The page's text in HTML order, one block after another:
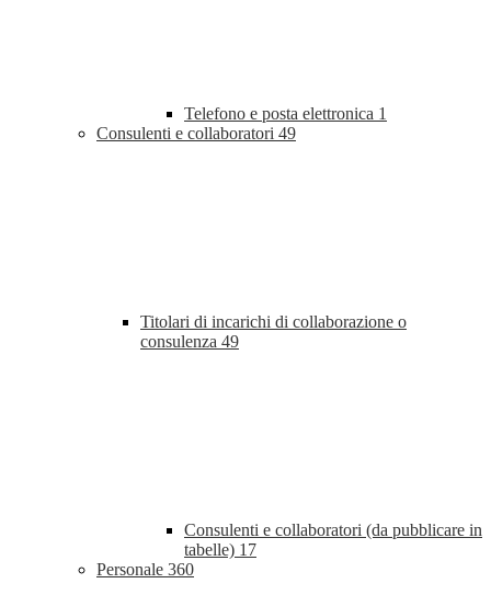
Telefono e posta elettronica 1
Consulenti e collaboratori 49
Titolari di incarichi di collaborazione o
consulenza 49
Consulenti e collaboratori (da pubblicare in
tabelle) 17
Personale 360